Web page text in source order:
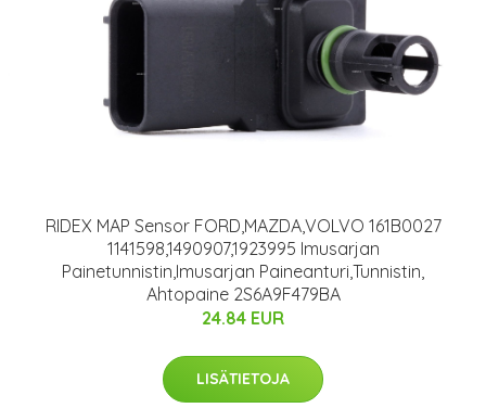
RIDEX MAP Sensor FORD,MAZDA,VOLVO 161B0027
1141598,1490907,1923995 Imusarjan
Painetunnistin,Imusarjan Paineanturi,Tunnistin,
Ahtopaine 2S6A9F479BA
24.84 EUR
LISÄTIETOJA